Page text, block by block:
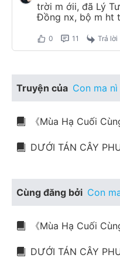
trời m ớii, đã Lý
Đồng nx, bộ m ht
0 11 Trả lời
Truyện của Con ma nì
《Mùa Hạ Cuối
DƯỚI TÁN CÂY
Cùng đăng bởi Con
《Mùa Hạ Cuối
DƯỚI TÁN CÂY